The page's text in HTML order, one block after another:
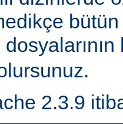
dosyalarının
2.3.9